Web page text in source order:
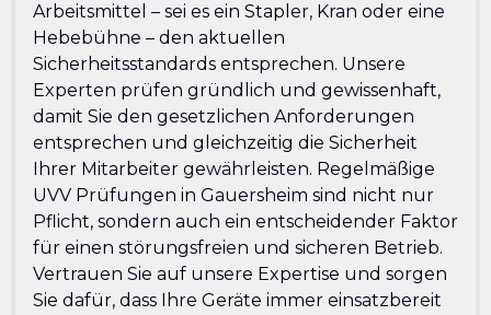
Arbeitsmittel – sei es ein Stapler, Kran oder eine
Hebebühne – den aktuellen
Sicherheitsstandards entsprechen. Unsere
Experten prüfen gründlich und gewissenhaft,
damit Sie den gesetzlichen Anforderungen
entsprechen und gleichzeitig die Sicherheit
Ihrer Mitarbeiter gewährleisten. Regelmäßige
UVV Prüfungen in Gauersheim sind nicht nur
Pflicht, sondern auch ein entscheidender Faktor
für einen störungsfreien und sicheren Betrieb.
Vertrauen Sie auf unsere Expertise und sorgen
Sie dafür, dass Ihre Geräte immer einsatzbereit